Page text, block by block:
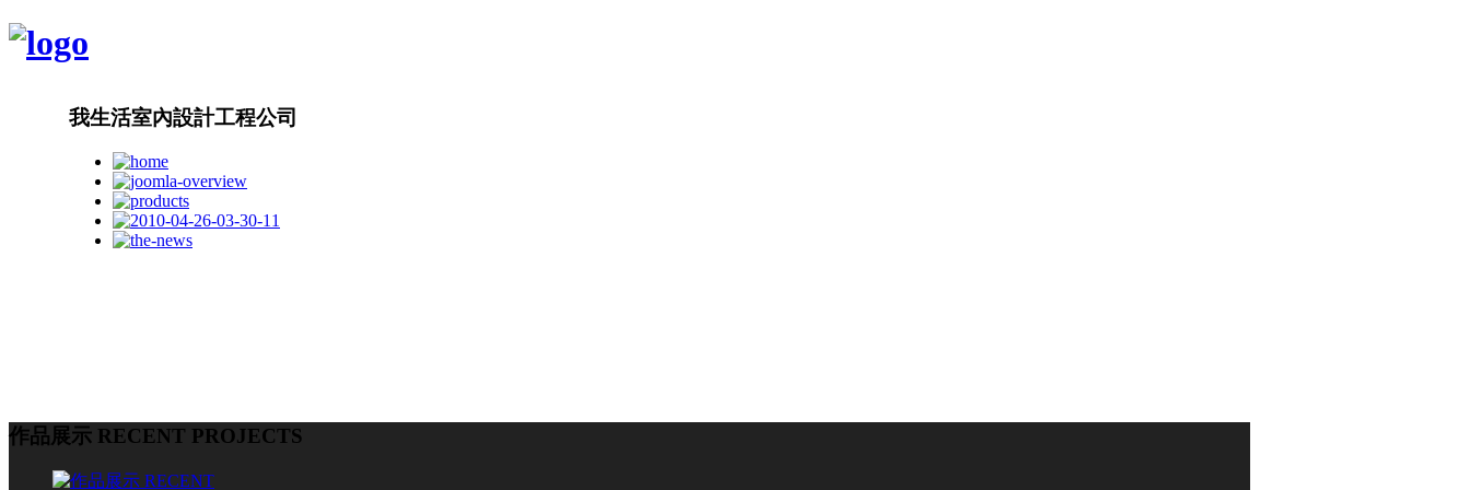
我生活室內設計工程公司
作品展示 RECENT PROJECTS